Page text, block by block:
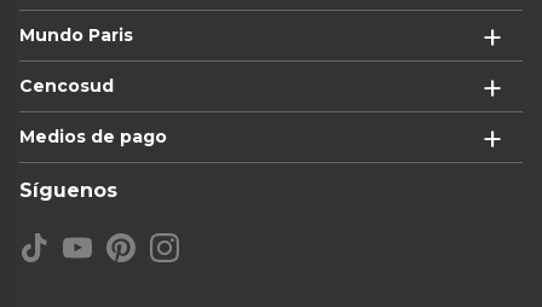
Mundo Paris
Cencosud
Medios de pago
Síguenos